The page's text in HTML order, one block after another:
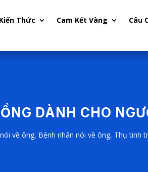
Kiến Thức Cam Kết Vàng Câu
DÀNH CHO
về ông, Bệnh nhân nói về ông, Thụ tinh